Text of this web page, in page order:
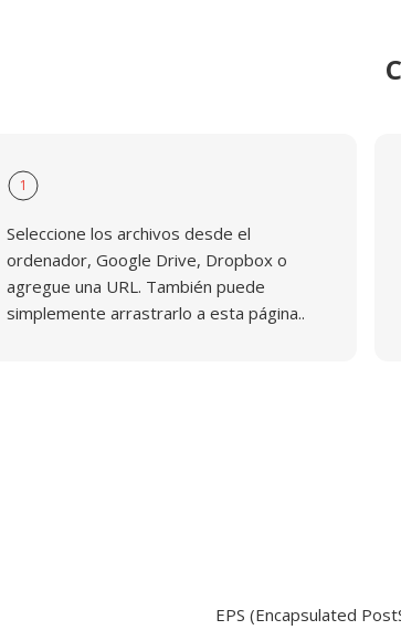
1
Seleccione los archivos desde el
ordenador, Google Drive, Dropbox o
agregue una URL. También puede
simplemente arrastrarlo a esta página..
EPS (Encapsulated